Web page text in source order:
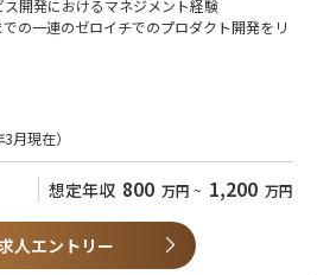
CRM等)
ビス理解・顧客理解をもとに事業を伸ばし
情報をキャッチアップする情報感度・知的
の強みを伸長させながら、キャリアアップ
を動かして業務を推進できる方
、分析結果に基づいて施策を改善すること
く、お客様の声（定性情報）にも真摯に耳
・AI・制御といった複数ドメインを横断
場を創るプロダクトの中核を担っていただ
制度や市場・技術を踏まえたプロダクト構
定などの上流工程から、開発チームの組
、経営陣と並走しながら高い視座でプロダ
ム「ELIC」シリーズのプロダクト開発・マ
開発におけるマネジメント経験
の一連のゼロイチでのプロダクト開発をリ
お持ちの方を歓迎いたします。
等のソフトウェア開発経験
験
内外の電力業界に関する知見
トマネジメント経験
英語でのプロダクト開発経験
月現在）
想定年収 800 万円 ~ 1,200 万円
人エントリー